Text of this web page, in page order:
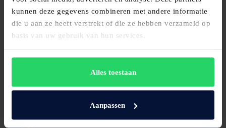
kunnen deze gegevens combineren met andere informatie
die u aan ze heeft verstrekt of die ze hebben verzameld op
basis van uw gebruik van hun services.
Alles toestaan
Aanpassen
Bezoek onze showroom!
Rozendaalselaan 15